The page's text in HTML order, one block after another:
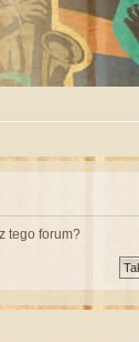
tego forum?